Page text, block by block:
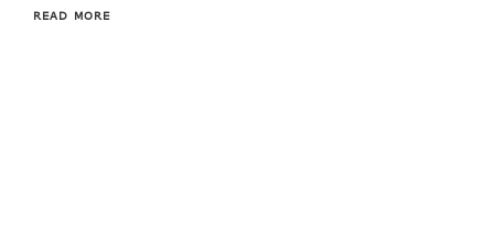
READ MORE